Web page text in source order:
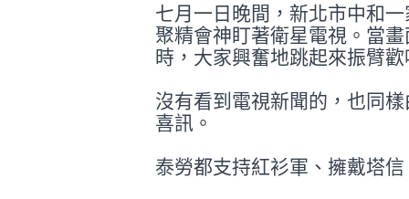
七月一日晚間，新北市中和
聚精會神盯著衛星電視。當
時，大家興奮地跳起來振臂歡
沒有看到電視新聞的，也同
喜訊。
泰勞都支持紅衫軍、擁戴塔